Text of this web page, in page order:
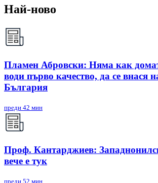
Най-ново
Пламен Абровски: Няма как
води първо качество, да се внася
България
преди 42 мин
Проф. Кантарджиев:
вече е тук
преди 52 мин